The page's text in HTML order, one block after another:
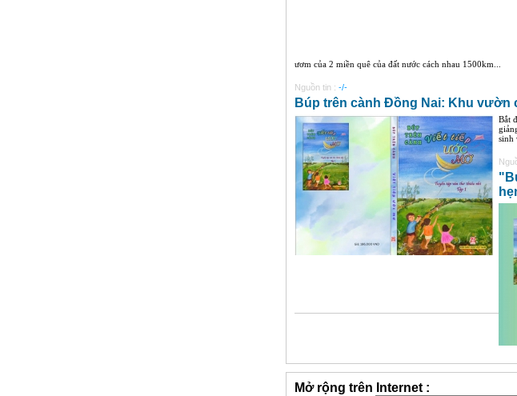
ươm của 2 miền quê của đất nước cách nhau 1500km...
Nguồn tin : -/-
Búp trên cành Đồng Nai: Khu
Bắt
sinh
Mở rộng trên Internet :